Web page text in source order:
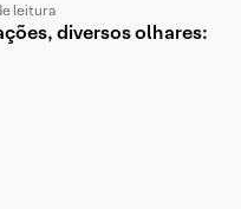
leitura
diversos olhares: